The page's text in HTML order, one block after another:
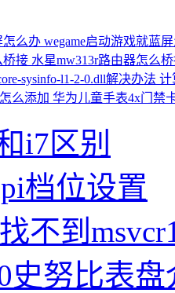
wegame启动游戏就蓝
水星mw313r路由器怎么
计
华为儿童手表4x门禁
i7区别
档位设置
不到
史努比表